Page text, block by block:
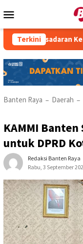
ke
Mobile
Terkini
Keselamatan
Banten Raya – Daerah –
KAMMI
untuk DPRD
Redaksi Banten Raya
Rabu, 3 September